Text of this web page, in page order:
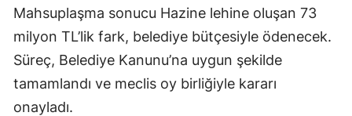
Mahsuplaşma sonucu Hazine lehine oluşan 73
milyon TL’lik fark, belediye bütçesiyle ödenecek.
Süreç, Belediye Kanunu’na uygun şekilde
tamamlandı ve meclis oy birliğiyle kararı
onayladı.